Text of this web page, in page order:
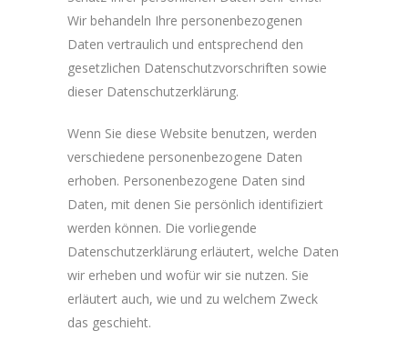
Wir behandeln Ihre personenbezogenen
Daten vertraulich und entsprechend den
gesetzlichen Datenschutzvorschriften sowie
dieser Datenschutzerklärung.
Wenn Sie diese Website benutzen, werden
verschiedene personenbezogene Daten
erhoben. Personenbezogene Daten sind
Daten, mit denen Sie persönlich identifiziert
werden können. Die vorliegende
Datenschutzerklärung erläutert, welche Daten
wir erheben und wofür wir sie nutzen. Sie
erläutert auch, wie und zu welchem Zweck
das geschieht.